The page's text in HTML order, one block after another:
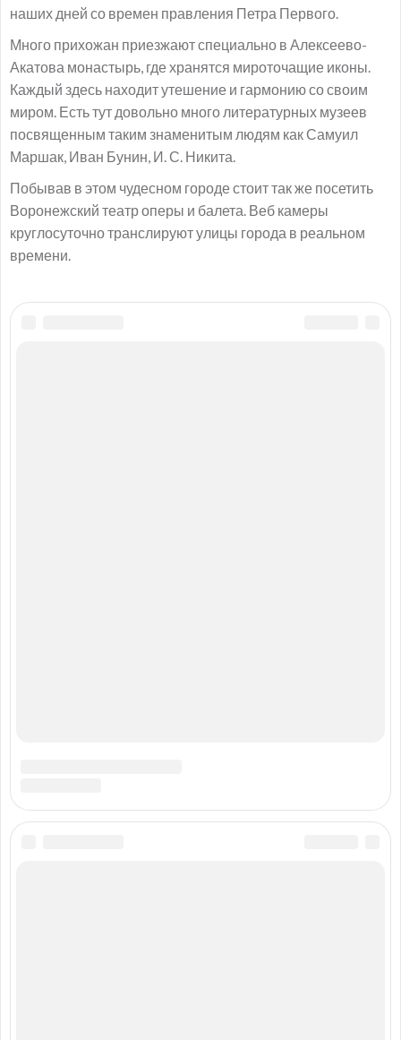
наших дней со времен правления Петра Первого.
Много прихожан приезжают специально в Алексеево-
Акатова монастырь, где хранятся мироточащие иконы.
Каждый здесь находит утешение и гармонию со своим
миром. Есть тут довольно много литературных музеев
посвященным таким знаменитым людям как Самуил
Маршак, Иван Бунин, И. С. Никита.
Побывав в этом чудесном городе стоит так же посетить
Воронежский театр оперы и балета. Веб камеры
круглосуточно транслируют улицы города в реальном
времени.